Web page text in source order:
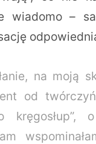
wiadomo –
na moją
od
kręgosłup”,